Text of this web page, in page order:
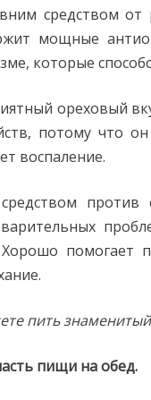
средством
мощные
которые
ореховый
потому что
воспаление.
средством
помогает
пить знаменитый
пищи на обед.